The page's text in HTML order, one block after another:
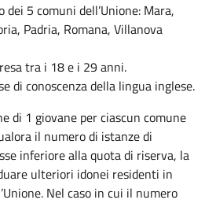
5 comuni dell’Unione: Mara,
Padria, Romana, Villanova
tra i 18 e i 29 anni.
di conoscenza della lingua inglese.
di 1 giovane per ciascun comune
il numero di istanze di
inferiore alla quota di riserva, la
ulteriori idonei residenti in
Nel caso in cui il numero